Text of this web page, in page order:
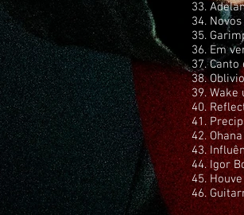
33.
34.
35.
36. Em
37.
38.
39. Wake
40.
41.
42.
43.
44. Igor
45.
46.